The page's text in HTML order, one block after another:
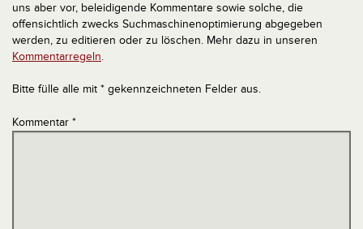
uns aber vor, beleidigende Kommentare sowie solche, die
offensichtlich zwecks Suchmaschinenoptimierung abgegeben
werden, zu editieren oder zu löschen. Mehr dazu in unseren
Kommentarregeln.
Bitte fülle alle mit * gekennzeichneten Felder aus.
Kommentar *